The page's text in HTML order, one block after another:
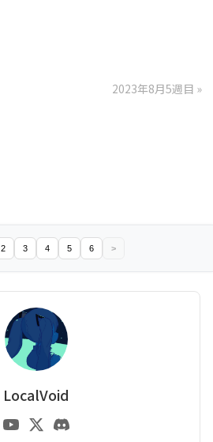
2023年8月5週目 »
2 3 4 5 6 >
LocalVoid